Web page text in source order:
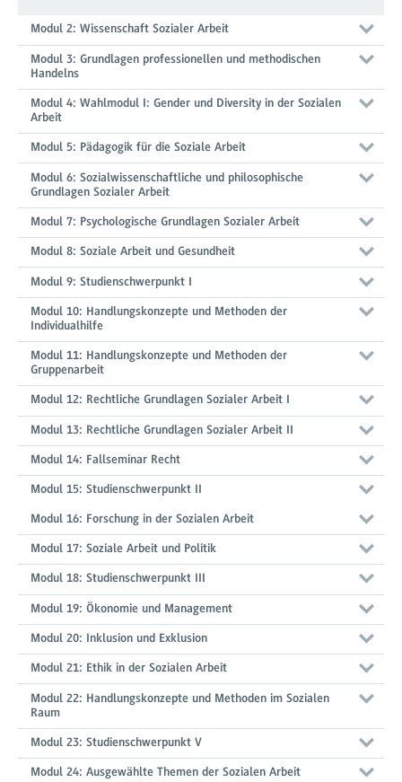
Modul 2: Wissenschaft Sozialer Arbeit
Modul 3: Grundlagen professionellen und methodischen
Handelns
Modul 4: Wahlmodul I: Gender und Diversity in der Sozialen
Arbeit
Modul 5: Pädagogik für die Soziale Arbeit
Modul 6: Sozialwissenschaftliche und philosophische
Grundlagen Sozialer Arbeit
Modul 7: Psychologische Grundlagen Sozialer Arbeit
Modul 8: Soziale Arbeit und Gesundheit
Modul 9: Studienschwerpunkt I
Modul 10: Handlungskonzepte und Methoden der
Individualhilfe
Modul 11: Handlungskonzepte und Methoden der
Gruppenarbeit
Modul 12: Rechtliche Grundlagen Sozialer Arbeit I
Modul 13: Rechtliche Grundlagen Sozialer Arbeit II
Modul 14: Fallseminar Recht
Modul 15: Studienschwerpunkt II
Modul 16: Forschung in der Sozialen Arbeit
Modul 17: Soziale Arbeit und Politik
Modul 18: Studienschwerpunkt III
Modul 19: Ökonomie und Management
Modul 20: Inklusion und Exklusion
Modul 21: Ethik in der Sozialen Arbeit
Modul 22: Handlungskonzepte und Methoden im Sozialen
Raum
Modul 23: Studienschwerpunkt V
Modul 24: Ausgewählte Themen der Sozialen Arbeit